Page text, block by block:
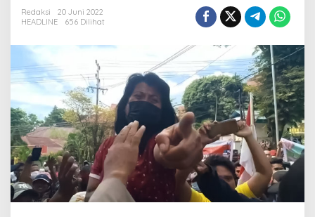
u
t
D
e
m
o
n
w
i
Redaksi
20 Juni 2022
HEADLINE
656 Dilihat